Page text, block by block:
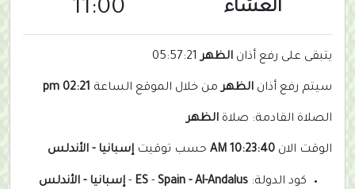
العشاء 11:00
يتبقى على رفع أذان الظهر 05:57:21
سيتم رفع أذان الظهرمن خلال الموقع الساعة 02:21 pm
الصلاة القادمة: صلاة الظهر
الوقت الان 10:23:40 AM حسب توقيت إسبانيا - الأندلس
كود الدولة: ES - Spain - Al-Andalus
- إسبانيا - الأندلس